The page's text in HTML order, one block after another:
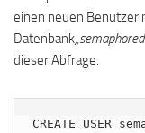
einen neuen Benutzer
Datenbank
dieser Abfrage.
CREATE USER